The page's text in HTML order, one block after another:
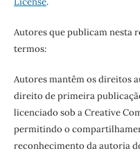
Autores que publicam nesta
termos:
Autores mantêm os direitos
direito de primeira
licenciado sob a Creative
permitindo o
reconhecimento da autoria